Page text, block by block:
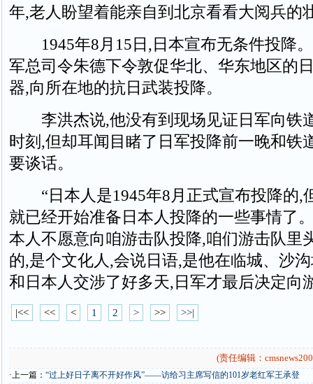
年,老人盼望着能亲自到北京看看大阅兵的
1945年8月15日,日本宣布无条件投降。
军总司令朱德下令敦促华北、华东地区的
器,向所在地的抗日武装投降。
李洪杰说,他没有到现场见证日军向铁
时刻,但却耳闻目睹了日军投降前一晚和铁
要谈话。
“日本人是1945年8月正式宣布投降的,
就已经开始准备日本人投降的一些事情了
本人不愿意向咱游击队投降,咱们游击队里
的,是个文化人,会说日语,是他在临城、沙
和日本人交涉了好多天,日军才最后决定向
|<< << < 1 2 > >> >>|
(责任编辑：
·上一篇： “过上好日子离不开好作风”——访给习主席写信的101岁老红军王承登